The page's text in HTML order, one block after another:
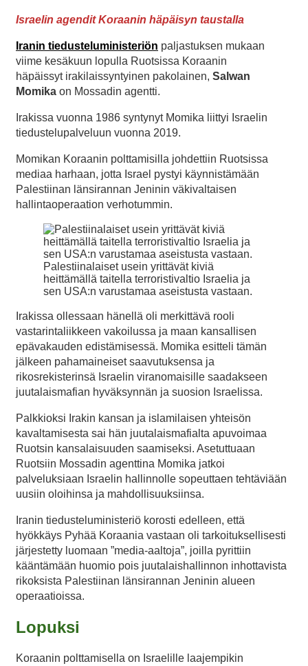
Israelin agendit Koraanin häpäisyn taustalla
Iranin tiedusteluministeriön paljastuksen mukaan
viime kesäkuun lopulla Ruotsissa Koraanin
häpäissyt irakilaissyntyinen pakolainen, Salwan
Momika on Mossadin agentti.
Irakissa vuonna 1986 syntynyt Momika liittyi Israelin
tiedustelupalveluun vuonna 2019.
Momikan Koraanin polttamisilla johdettiin Ruotsissa
mediaa harhaan, jotta Israel pystyi käynnistämään
Palestiinan länsirannan Jeninin väkivaltaisen
hallintaoperaation verhotummin.
Palestiinalaiset usein yrittävät kiviä
heittämällä taitella terroristivaltio Israelia ja
sen USA:n varustamaa aseistusta vastaan.
Irakissa ollessaan hänellä oli merkittävä rooli
vastarintaliikkeen vakoilussa ja maan kansallisen
epävakauden edistämisessä. Momika esitteli tämän
jälkeen pahamaineiset saavutuksensa ja
rikosrekisterinsä Israelin viranomaisille saadakseen
juutalaismafian hyväksynnän ja suosion Israelissa.
Palkkioksi Irakin kansan ja islamilaisen yhteisön
kavaltamisesta sai hän juutalaismafialta apuvoimaa
Ruotsin kansalaisuuden saamiseksi. Asetuttuaan
Ruotsiin Mossadin agenttina Momika jatkoi
palveluksiaan Israelin hallinnolle sopeuttaen tehtäviään
uusiin oloihinsa ja mahdollisuuksiinsa.
Iranin tiedusteluministeriö korosti edelleen, että
hyökkäys Pyhää Koraania vastaan oli tarkoituksellisesti
järjestetty luomaan ”media-aaltoja”, joilla pyrittiin
kääntämään huomio pois juutalaishallinnon inhottavista
rikoksista Palestiinan länsirannan Jeninin alueen
operaatioissa.
Lopuksi
Koraanin polttamisella on Israelille laajempikin